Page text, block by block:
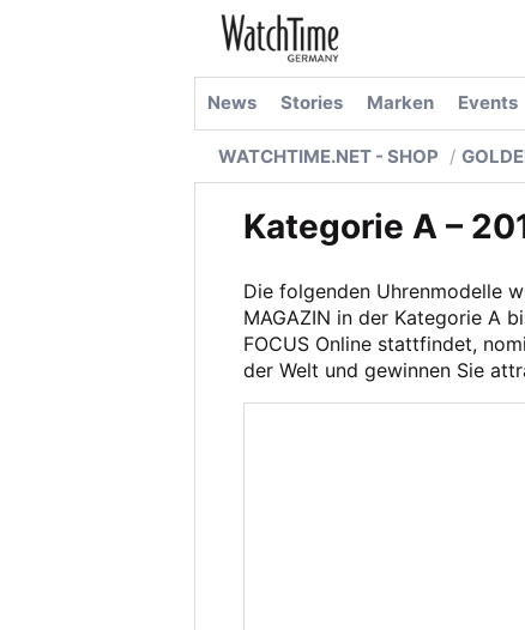
News Stories Marken Events
WATCHTIME.NET - SHOP
Kategorie A –
Die folgenden Uhrenmodelle
MAGAZIN in der Kategorie A
FOCUS Online stattfindet,
der Welt und gewinnen Sie